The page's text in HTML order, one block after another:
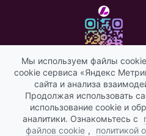
ВКонтакте
Яндекс ИКС
Мы используем файлы
cookie сервиса «Яндекс
сайта и анализа
Продолжая использовать
использование cookie и
аналитики. Ознакомьтесь с
файлов cookie , политикой